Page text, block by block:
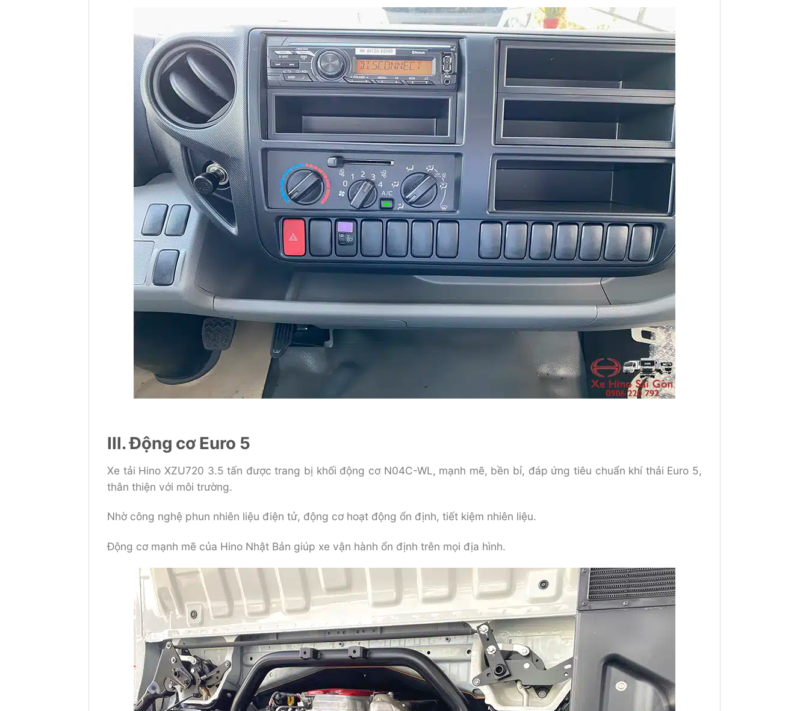
III. Động cơ Euro 5
Xe tải Hino XZU720 3.5 tấn được trang bị khối động cơ N04C-WL, mạnh mẽ, bền bỉ, đáp ứng tiêu chuẩn khí thải Euro 5,
thân thiện với môi trường.
Nhờ công nghệ phun nhiên liệu điện tử, động cơ hoạt động ổn định, tiết kiệm nhiên liệu.
Động cơ mạnh mẽ của Hino Nhật Bản giúp xe vận hành ổn định trên mọi địa hình.